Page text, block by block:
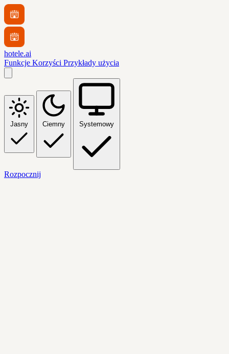
hotele.ai
Funkcje Korzyści Przykłady użycia
Jasny Ciemny Systemowy
Rozpocznij